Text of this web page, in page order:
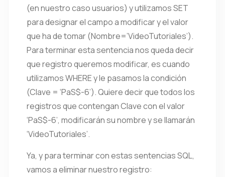
(en nuestro caso usuarios) y utilizamos SET
para designar el campo a modificar y el valor
que ha de tomar (Nombre=’VideoTutoriales’).
Para terminar esta sentencia nos queda decir
que registro queremos modificar, es cuando
utilizamos WHERE y le pasamos la condición
(Clave = ‘PaS$-6’). Quiere decir que todos los
registros que contengan Clave con el valor
‘PaS$-6’, modificarán su nombre y se llamarán
‘VideoTutoriales’.
Ya, y para terminar con estas sentencias SQL,
vamos a eliminar nuestro registro: